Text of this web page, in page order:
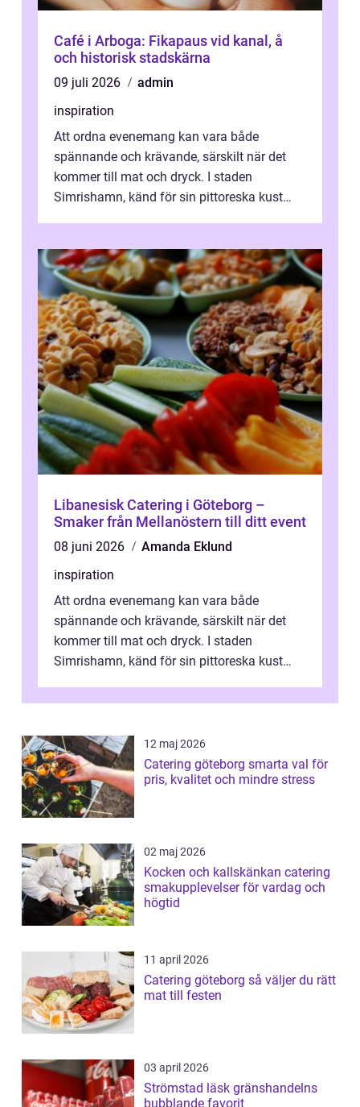
Café i Arboga: Fikapaus vid kanal, å
och historisk stadskärna
09 juli 2026
admin
inspiration
Att ordna evenemang kan vara både
spännande och krävande, särskilt när det
kommer till mat och dryck. I staden
Simrishamn, känd för sin pittoreska kust
Libanesisk Catering i Göteborg –
Smaker från Mellanöstern till ditt event
08 juni 2026
Amanda Eklund
inspiration
Att ordna evenemang kan vara både
spännande och krävande, särskilt när det
kommer till mat och dryck. I staden
Simrishamn, känd för sin pittoreska kust
12 maj 2026
Catering göteborg smarta val för
pris, kvalitet och mindre stress
02 maj 2026
Kocken och kallskänkan catering
smakupplevelser för vardag och
högtid
11 april 2026
Catering göteborg så väljer du rätt
mat till festen
03 april 2026
Strömstad läsk gränshandelns
bubblande favorit